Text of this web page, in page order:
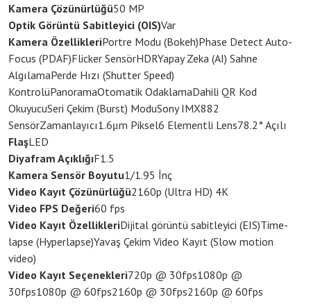
Kamera Çözünürlüğü50 MP
Optik Görüntü Sabitleyici (OIS)Var
Kamera ÖzellikleriPortre Modu (Bokeh)Phase Detect Auto-
Focus (PDAF)Flicker SensörHDRYapay Zeka (AI) Sahne
AlgılamaPerde Hızı (Shutter Speed)
KontrolüPanoramaOtomatik OdaklamaDahili QR Kod
OkuyucuSeri Çekim (Burst) ModuSony IMX882
SensörZamanlayıcı1.6μm Piksel6 Elementli Lens78.2° Açılı
FlaşLED
Diyafram AçıklığıF1.5
Kamera Sensör Boyutu1/1.95 İnç
Video Kayıt Çözünürlüğü2160p (Ultra HD) 4K
Video FPS Değeri60 fps
Video Kayıt ÖzellikleriDijital görüntü sabitleyici (EIS)Time-
lapse (Hyperlapse)Yavaş Çekim Video Kayıt (Slow motion
video)
Video Kayıt Seçenekleri720p @ 30fps1080p @
30fps1080p @ 60fps2160p @ 30fps2160p @ 60fps